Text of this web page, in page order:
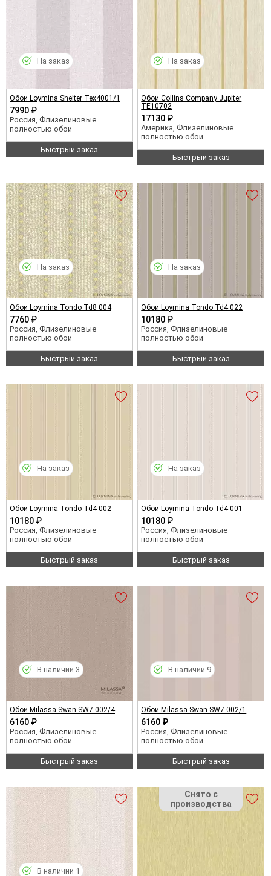
Обои Loymina Shelter Tex4001/1
7990 ₽
Россия, Флизелиновые
полностью обои
Быстрый заказ
На заказ
Обои Collins Company Jupiter
TE10702
17130 ₽
Америка, Флизелиновые
полностью обои
Быстрый заказ
На заказ
Обои Loymina Tondo Td8 004
7760 ₽
Россия, Флизелиновые
полностью обои
Быстрый заказ
На заказ
Обои Loymina Tondo Td4 022
10180 ₽
Россия, Флизелиновые
полностью обои
Быстрый заказ
На заказ
Обои Loymina Tondo Td4 002
10180 ₽
Россия, Флизелиновые
полностью обои
Быстрый заказ
На заказ
Обои Loymina Tondo Td4 001
10180 ₽
Россия, Флизелиновые
полностью обои
Быстрый заказ
На заказ
Обои Milassa Swan SW7 002/4
6160 ₽
Россия, Флизелиновые
полностью обои
Быстрый заказ
В наличии 3
Обои Milassa Swan SW7 002/1
6160 ₽
Россия, Флизелиновые
полностью обои
Быстрый заказ
В наличии 9
В наличии 1